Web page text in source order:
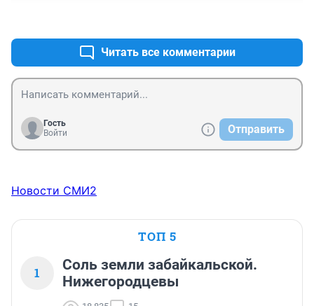
Читать все комментарии
Гость
Войти
Отправить
Новости СМИ2
ТОП 5
1
Соль земли забайкальской.
Нижегородцевы